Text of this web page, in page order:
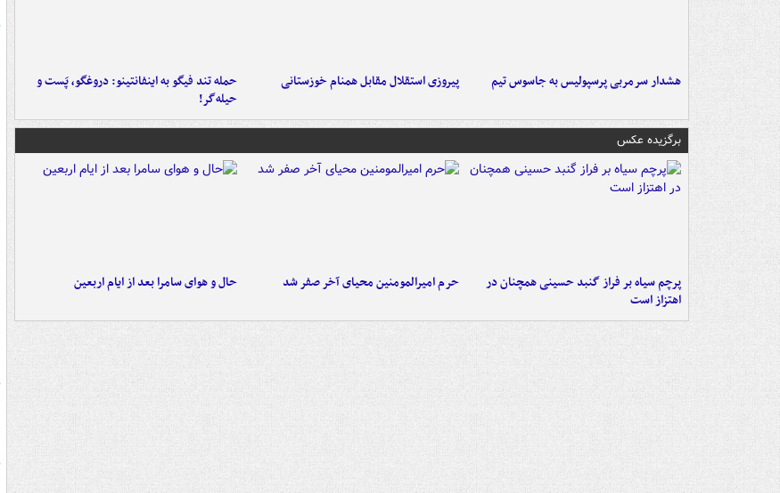
هشدار سرمربی پرسپولیس به جاسوس تیم پیروزی استقلال مقابل همنام خوزستانی
حمله تند فیگو به اینفانتینو: دروغگو، پَست‌ و
حیله‌گر!
برگزیده عکس
پرچم سیاه بر فراز گنبد حسینی همچنان در
اهتزاز است
حرم امیرالمومنین محیای آخر صفر شد حال و هوای سامرا بعد از ایام اربعین